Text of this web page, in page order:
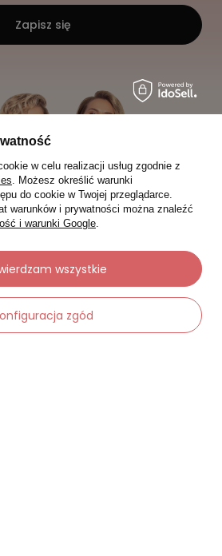
Zapisz się
w celu realizacji usług zgodnie z
. Możesz określić warunki
do cookie w Twojej przeglądarce.
warunków i prywatności można znaleźć
i warunki Google.
zgód
wszystkie